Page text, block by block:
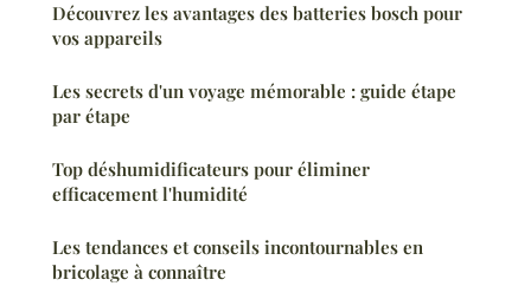
Découvrez les avantages des batteries bosch pour
vos appareils
Les secrets d'un voyage mémorable : guide étape
par étape
Top déshumidificateurs pour éliminer
efficacement l'humidité
Les tendances et conseils incontournables en
bricolage à connaître